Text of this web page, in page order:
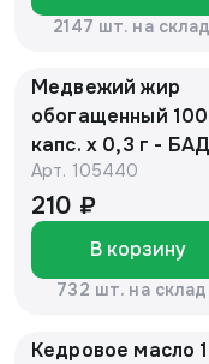
2147 шт. на
Медвежий жир
обогащенный 100
капс. х 0,3 г -
"ФИТОСИЛА" ®
Арт. 105440
210 ₽
В корзину
732 шт. на
Кедровое масло